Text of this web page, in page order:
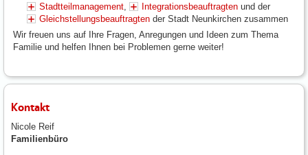
Stadtteilmanagement Integrationsbeauftragten und der
Gleichstellungsbeauftragten der Stadt Neunkirchen zusammen
Wir freuen uns auf Ihre Fragen, Anregungen und Ideen zum Thema
Familie und helfen Ihnen bei Problemen gerne weiter!
Kontakt
Nicole Reif
Familienbüro